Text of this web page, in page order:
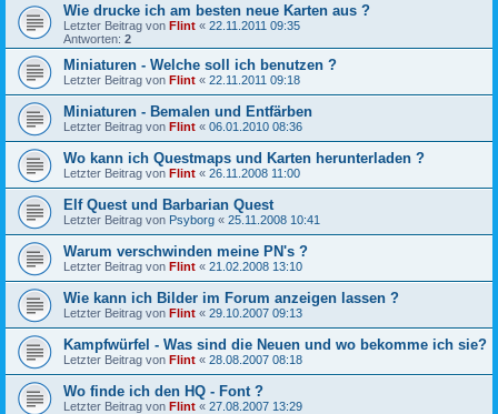
Wie drucke ich am besten neue Karten aus ?
Letzter Beitrag von Flint « 22.11.2011 09:35
Antworten: 2
Miniaturen - Welche soll ich benutzen ?
Letzter Beitrag von Flint « 22.11.2011 09:18
Miniaturen - Bemalen und Entfärben
Letzter Beitrag von Flint « 06.01.2010 08:36
Wo kann ich Questmaps und Karten herunterladen ?
Letzter Beitrag von Flint « 26.11.2008 11:00
Elf Quest und Barbarian Quest
Letzter Beitrag von Psyborg « 25.11.2008 10:41
Warum verschwinden meine PN's ?
Letzter Beitrag von Flint « 21.02.2008 13:10
Wie kann ich Bilder im Forum anzeigen lassen ?
Letzter Beitrag von Flint « 29.10.2007 09:13
Kampfwürfel - Was sind die Neuen und wo bekomme ich sie?
Letzter Beitrag von Flint « 28.08.2007 08:18
Wo finde ich den HQ - Font ?
Letzter Beitrag von Flint « 27.08.2007 13:29